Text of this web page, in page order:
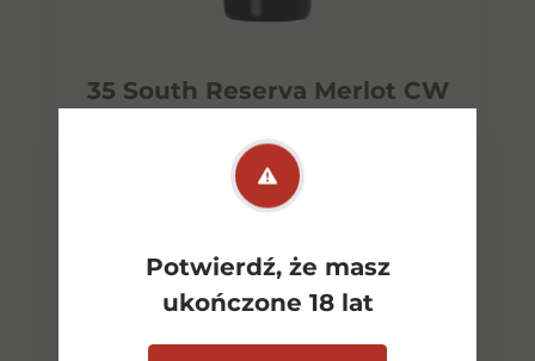
Potwierdź, że masz
ukończone 18 lat
35 South Reserva Merlot CW
28,00zł
Dowiedz się więcej